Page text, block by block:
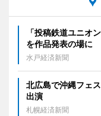
「投稿鉄道ユニオ
を作品発表の場に
水戸経済新聞
北広島で沖縄フェ
出演
札幌経済新聞